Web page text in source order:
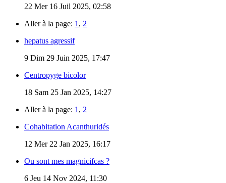
22 Mer 16 Juil 2025, 02:58
Aller à la page: 1 , 2
hepatus agressif
9 Dim 29 Juin 2025, 17:47
Centropyge bicolor
18 Sam 25 Jan 2025, 14:27
Aller à la page: 1 , 2
Cohabitation Acanthuridés
12 Mer 22 Jan 2025, 16:17
Ou sont mes magnicifcas ?
6 Jeu 14 Nov 2024, 11:30